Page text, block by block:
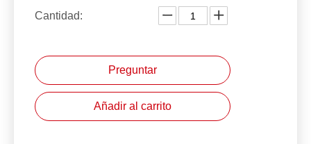
Cantidad:
Preguntar
Añadir al carrito